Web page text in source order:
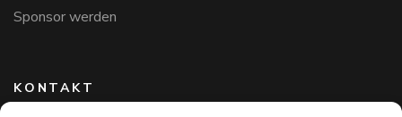
Sponsor werden
KONTAKT